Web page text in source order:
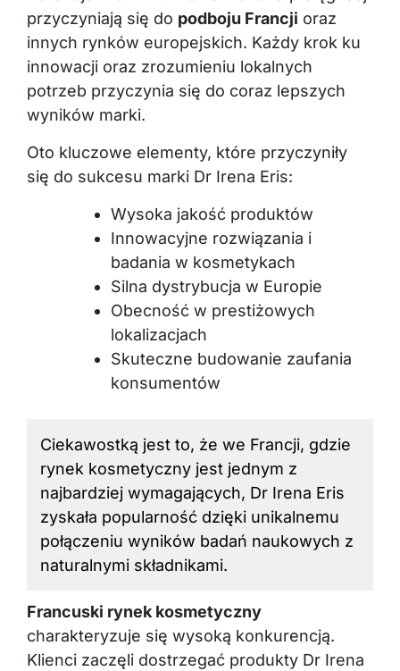
przyczyniają się do podboju Francji oraz
innych rynków europejskich. Każdy krok ku
innowacji oraz zrozumieniu lokalnych
potrzeb przyczynia się do coraz lepszych
wyników marki.
Oto kluczowe elementy, które przyczyniły
się do sukcesu marki Dr Irena Eris:
Wysoka jakość produktów
Innowacyjne rozwiązania i
badania w kosmetykach
Silna dystrybucja w Europie
Obecność w prestiżowych
lokalizacjach
Skuteczne budowanie zaufania
konsumentów
Ciekawostką jest to, że we Francji, gdzie
rynek kosmetyczny jest jednym z
najbardziej wymagających, Dr Irena Eris
zyskała popularność dzięki unikalnemu
połączeniu wyników badań naukowych z
naturalnymi składnikami.
Francuski rynek kosmetyczny
charakteryzuje się wysoką konkurencją.
Klienci zaczęli dostrzegać produkty Dr Irena